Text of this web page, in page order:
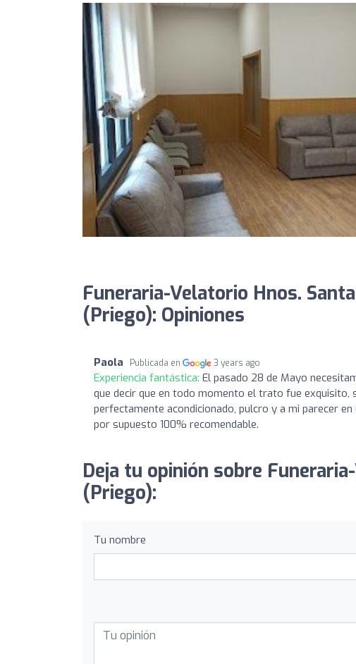
Funeraria-Velatorio Hnos.
(Priego): Opiniones
Paola Publicada en 3 years ago
Experiencia fantástica: El pasado 28 de Mayo
que decir que en todo momento el trato fue exquisito,
perfectamente acondicionado, pulcro y a mi parecer
por supuesto 100% recomendable.
Deja tu opinión sobre
(Priego):
Tu nombre